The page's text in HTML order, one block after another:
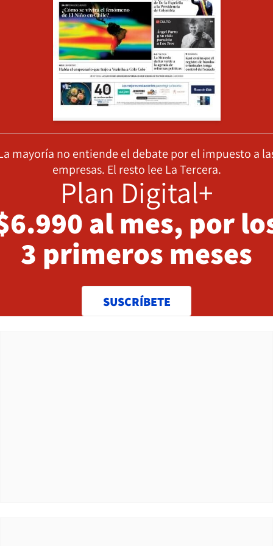
mayoría no entiende el debate por el impuesto a
empresas. El resto lee La Tercera.
Plan Digital+
al mes, por
3 primeros meses
SUSCRÍBETE